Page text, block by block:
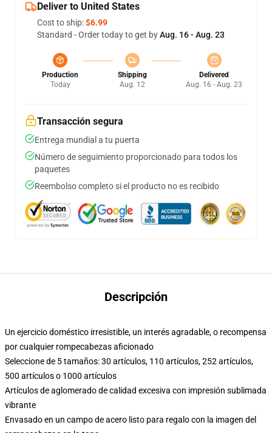
Deliver to United States
Cost to ship:$6.99
Standard - Order today to get byAug. 16 - Aug. 23
Production
Today
Shipping
Aug. 12
Delivered
Aug. 16 - Aug. 23
Transacción segura
Entrega mundial a tu puerta
Número de seguimiento proporcionado para todos los
paquetes
Reembolso completo si el producto no es recibido
Descripción
Un ejercicio doméstico irresistible, un interés agradable, o recompensa
por cualquier rompecabezas aficionado
Seleccione de 5 tamaños: 30 artículos, 110 artículos, 252 artículos,
500 artículos o 1000 artículos
Artículos de aglomerado de calidad excesiva con impresión sublimada
vibrante
Envasado en un campo de acero listo para regalo con la imagen del